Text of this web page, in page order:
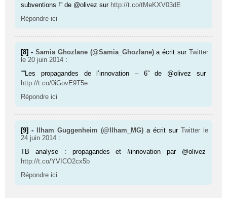
subventions !” de @olivez sur http://t.co/tMeKXV03dE
Répondre ici
[8] - Samia Ghozlane (@Samia_Ghozlane) a écrit sur Twitter
le 20 juin 2014 :
“”Les propagandes de l’innovation – 6” de @olivez sur
http://t.co/0iGovE9T5e
Répondre ici
[9] - Ilham Guggenheim (@Ilham_MG) a écrit sur Twitter
le
24 juin 2014 :
TB analyse : propagandes et #innovation par @olivez
http://t.co/YVICO2cx5b
Répondre ici